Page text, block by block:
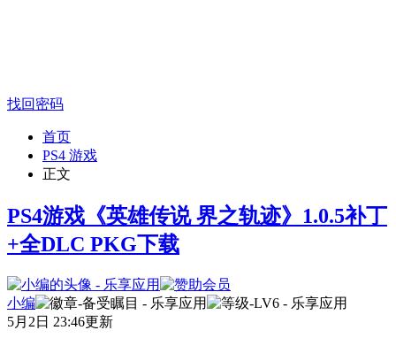
找回密码
首页
PS4 游戏
正文
PS4游戏《英雄传说 界之轨迹》1.0.5补丁
+全DLC PKG下载
小编
5月2日 23:46更新